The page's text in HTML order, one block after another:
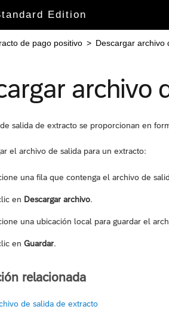
Edition
de pago positivo > Descargar archivo
archivo
salida de extracto se proporcionan en
el archivo de salida para un extracto:
una fila que contenga el archivo de
en Descargar archivo.
una ubicación local para guardar el
en Guardar.
relacionada
de salida de extracto